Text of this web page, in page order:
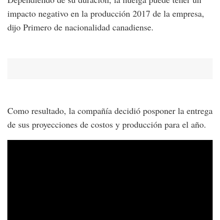
impacto negativo en la producción 2017 de la empresa,
dijo Primero de nacionalidad canadiense.
Como resultado, la compañía decidió posponer la entrega
de sus proyecciones de costos y producción para el año.